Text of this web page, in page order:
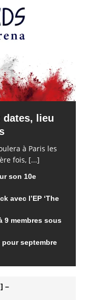
dates, lieu
à Paris les
fois, [...]
son 10e
avec l’EP ‘The
9 membres sous
pour septembre
–